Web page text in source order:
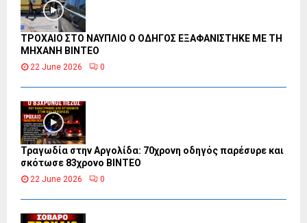
ΤΡΟΧΑΙΟ ΣΤΟ ΝΑΥΠΛΙΟ Ο ΟΔΗΓΟΣ ΕΞΑΦΑΝΙΣΤΗΚΕ ΜΕ ΤΗ
ΜΗΧΑΝΗ ΒΙΝΤΕΟ
22 June 2026 0
Τραγωδία στην Αργολίδα: 70χρονη οδηγός παρέσυρε και
σκότωσε 83χρονο ΒΙΝΤΕΟ
22 June 2026 0